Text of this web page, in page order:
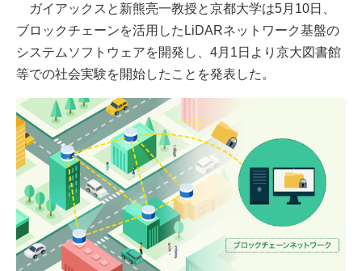
ガイアックスと新熊亮一教授と京都大学は5月10日、
ブロックチェーンを活用したLiDARネットワーク基盤の
システムソフトウェアを開発し、4月1日より京大図書館
等での社会実験を開始したことを発表した。